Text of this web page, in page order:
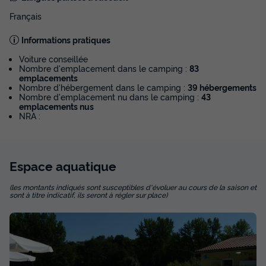
Voir les disponibilités
HÉBERGEMENT INSOLITE 4 personnes -
Chalet sur pilotis - 2 chambres - Bord de
Adultes Salle de bain
1
Accès wifi
Congélateur
Français
Informations pratiques
Voiture conseillée
Nombre d'emplacement dans le camping : 83
emplacements
Nombre d'hébergement dans le camping : 39 hébergements
Nombre d'emplacement nu dans le camping : 43
emplacements nus
NRA :
Espace aquatique
(les montants indiqués sont susceptibles d'évoluer au cours de la saison et
sont à titre indicatif, ils seront à régler sur place)